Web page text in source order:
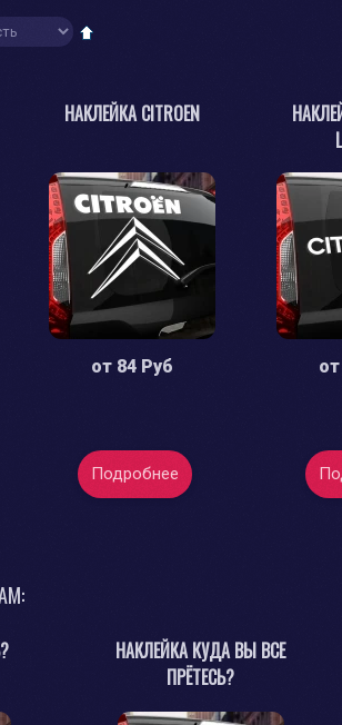
НАКЛЕЙКА CITROEN
от 84 Руб
Подробнее
от
НАКЛЕЙКА КУДА ВЫ ВСЕ
ПРЁТЕСЬ?